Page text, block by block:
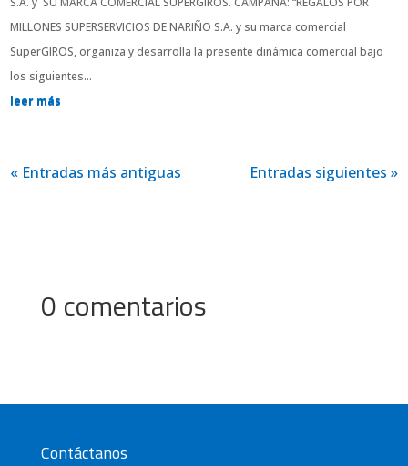
MILLONES SUPERSERVICIOS DE NARIÑO S.A. y su marca comercial
SuperGIROS, organiza y desarrolla la presente dinámica comercial bajo
los siguientes...
leer más
« Entradas más antiguas Entradas siguientes »
0 comentarios
Contáctanos